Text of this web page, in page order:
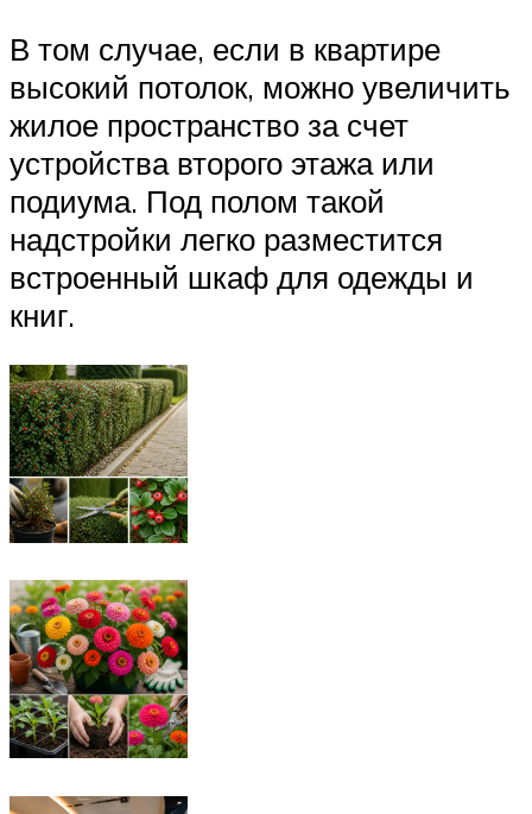
В том случае, если в квартире
высокий потолок, можно увеличить
жилое пространство за счет
устройства второго этажа или
подиума. Под полом такой
надстройки легко разместится
встроенный шкаф для одежды и
книг.